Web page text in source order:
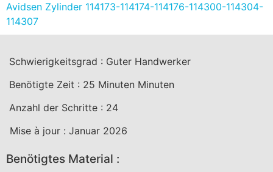
Avidsen Zylinder 114173-114174-114176-114300-114304-
114307
Schwierigkeitsgrad : Guter Handwerker
Benötigte Zeit : 25 Minuten Minuten
Anzahl der Schritte : 24
Mise à jour : Januar 2026
Benötigtes Material :